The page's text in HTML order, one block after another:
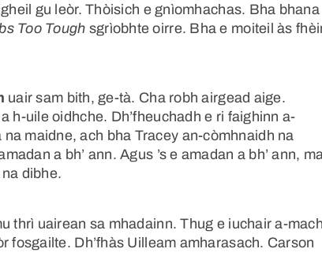
gu leòr. Thòisich e gnìomhachas. Bha bhana
Too Tough sgrìobhte oirre. Bha e moiteil às
uair sam bith, ge-tà. Cha robh airgead aige.
h-uile oidhche. Dh’fheuchadh e ri faighinn a-
maidne, ach bha Tracey an-còmhnaidh na
a bh’ ann. Agus ’s e amadan a bh’ ann,
dibhe.
thrì uairean sa mhadainn. Thug e iuchair a-
fosgailte. Dh’fhàs Uilleam amharasach. Carson